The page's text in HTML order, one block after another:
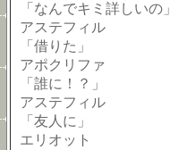
「なんでキミ詳しいの」
アステフィル
「借りた」
アポクリファ
「誰に！？」
アステフィル
「友人に」
エリオット